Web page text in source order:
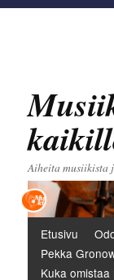
Aiheita musiikista
Päävalikko
Etusivu
Pekka
Kuka omistaa